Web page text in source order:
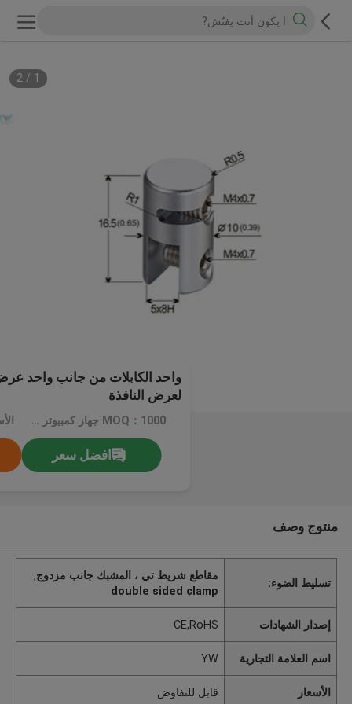
1
/
2
واحد الكابلات من جانب واحد
لعرض النافذة
MOQ：1000 جهاز كمبيوتر شخصى
افضل سعر
منتوج وصف
تسليط الضوء:
مقاطع شريط تي ، المشبك جانب مزدوج,
double sided clamp
إصدار الشهادات CE,RoHS
اسم العلامة التجارية YW
الأسعار قابل للتفاوض